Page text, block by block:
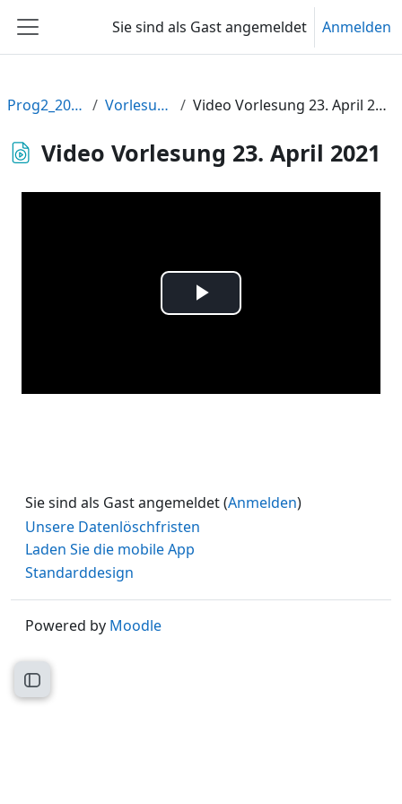
Website-Übersicht
Sie sind als Gast angemeldet Anmelden
Kursindex öffnen
Prog2_2021 Vorlesung Video Vorlesung 23. April 2021
Video Vorlesung 23. April 2021
Video
Sie sind als Gast angemeldet (Anmelden)
Unsere Datenlöschfristen
Laden Sie die mobile App
Standarddesign
Powered by Moodle